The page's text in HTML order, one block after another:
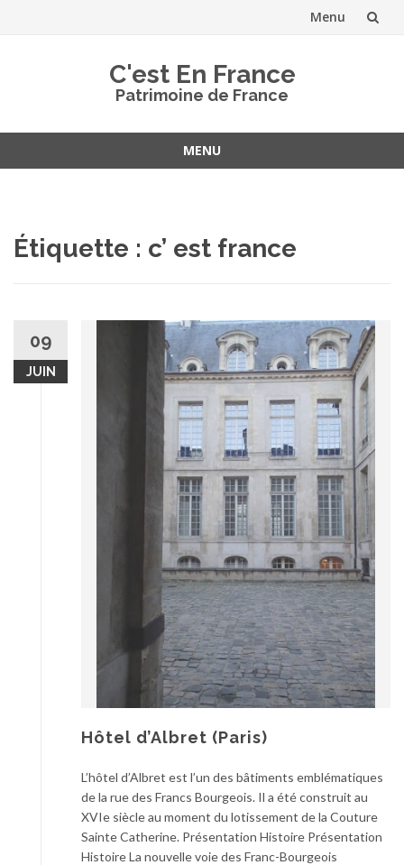
Menu
C'est En France
Patrimoine de France
MENU
Étiquette : c’ est france
09
JUIN
Hôtel d’Albret (Paris)
L’hôtel d’Albret est l’un des bâtiments emblématiques
de la rue des Francs Bourgeois. Il a été construit au
XVIe siècle au moment du lotissement de la Couture
Sainte Catherine. Présentation Histoire Présentation
Histoire La nouvelle voie des Franc-Bourgeois